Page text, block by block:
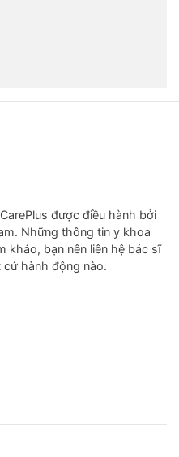
được điều hành bởi
Những thông tin y khoa
khảo, bạn nên liên hệ bác sĩ
hành động nào.